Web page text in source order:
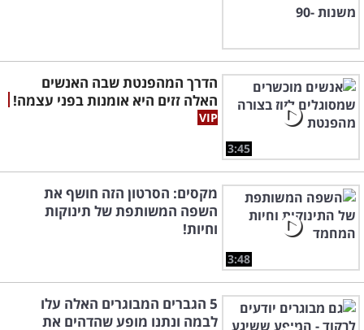
3:45
הדרך המהפנטת שבה האנשים
האלה זזים היא אומנות בפני עצמה!
3:48
מקסים: הסרטון הזה חושף את
השפה המשותפת של תינוקות
וחיות!
5 הגברים המבוגרים האלה עלו
לבמה ונתנו מופע שהדהים את